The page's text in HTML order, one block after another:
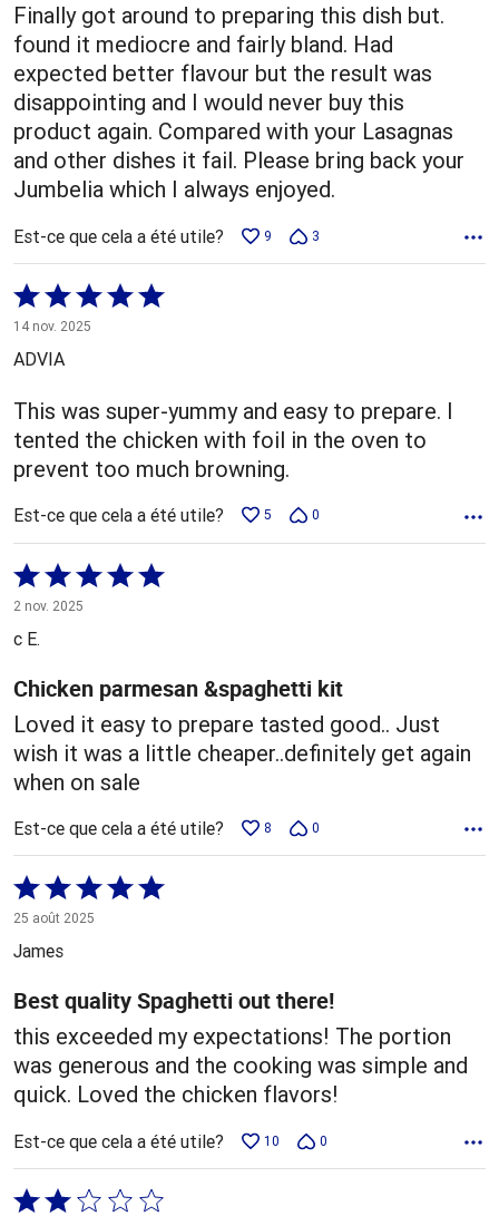
Finally got around to preparing this dish but.
found it mediocre and fairly bland. Had
expected better flavour but the result was
disappointing and I would never buy this
product again. Compared with your Lasagnas
and other dishes it fail. Please bring back your
Jumbelia which I always enjoyed.
Est-ce que cela a été utile? 9 3
Coté
5 sur
5
14 nov. 2025
ADVIA
This was super-yummy and easy to prepare. I
tented the chicken with foil in the oven to
prevent too much browning.
Est-ce que cela a été utile? 5 0
Coté
5 sur
2 nov. 2025
c E.
Chicken parmesan &spaghetti kit
Loved it easy to prepare tasted good.. Just
wish it was a little cheaper..definitely get again
when on sale
Est-ce que cela a été utile? 8 0
Coté
5 sur
5
25 août 2025
James
Best quality Spaghetti out there!
this exceeded my expectations! The portion
was generous and the cooking was simple and
quick. Loved the chicken flavors!
Est-ce que cela a été utile? 10 0
Coté